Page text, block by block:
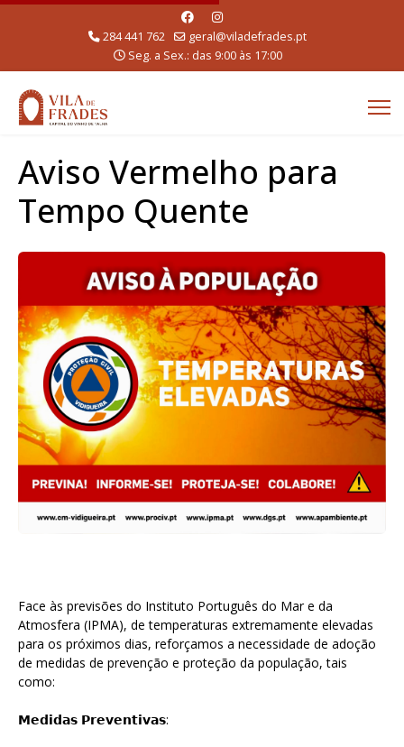
284 441 762
geral@viladefrades.pt
Seg. a Sex.: das 9:00 às 17:00
Aviso Vermelho para
Tempo Quente
Face às previsões do Instituto Português do Mar e da
Atmosfera (IPMA), de temperaturas extremamente elevadas
para os próximos dias, reforçamos a necessidade de adoção
de medidas de prevenção e proteção da população, tais
como:
𝗠𝗲𝗱𝗶𝗱𝗮𝘀 𝗣𝗿𝗲𝘃𝗲𝗻𝘁𝗶𝘃𝗮𝘀: